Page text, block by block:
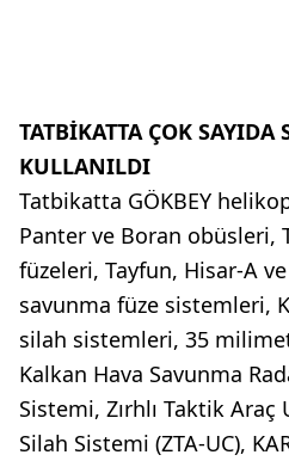
TATBİKATTA ÇOK SAYIDA
KULLANILDI
Tatbikatta GÖKBEY
Panter ve Boran obüsleri,
füzeleri, Tayfun, Hisar-A
savunma füze sistemleri,
silah sistemleri, 35
Kalkan Hava Savunma
Sistemi, Zırhlı Taktik Araç
Silah Sistemi (ZTA-UC),